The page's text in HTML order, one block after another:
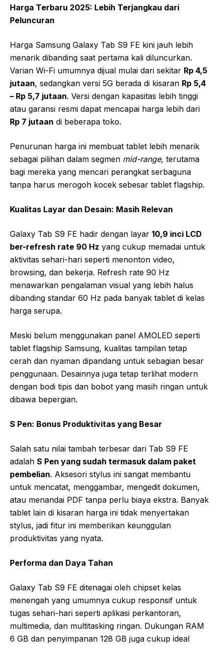
Harga Terbaru 2025: Lebih Terjangkau dari
Peluncuran
Harga Samsung Galaxy Tab S9 FE kini jauh lebih
menarik dibanding saat pertama kali diluncurkan.
Varian Wi-Fi umumnya dijual mulai dari sekitar Rp 4,5
jutaan, sedangkan versi 5G berada di kisaran Rp 5,4
– Rp 5,7 jutaan. Versi dengan kapasitas lebih tinggi
atau garansi resmi dapat mencapai harga lebih dari
Rp 7 jutaan di beberapa toko.
Penurunan harga ini membuat tablet lebih menarik
sebagai pilihan dalam segmen mid-range, terutama
bagi mereka yang mencari perangkat serbaguna
tanpa harus merogoh kocek sebesar tablet flagship.
Kualitas Layar dan Desain: Masih Relevan
Galaxy Tab S9 FE hadir dengan layar 10,9 inci LCD
ber-refresh rate 90 Hz yang cukup memadai untuk
aktivitas sehari-hari seperti menonton video,
browsing, dan bekerja. Refresh rate 90 Hz
menawarkan pengalaman visual yang lebih halus
dibanding standar 60 Hz pada banyak tablet di kelas
harga serupa.
Meski belum menggunakan panel AMOLED seperti
tablet flagship Samsung, kualitas tampilan tetap
cerah dan nyaman dipandang untuk sebagian besar
penggunaan. Desainnya juga tetap terlihat modern
dengan bodi tipis dan bobot yang masih ringan untuk
dibawa bepergian.
S Pen: Bonus Produktivitas yang Besar
Salah satu nilai tambah terbesar dari Tab S9 FE
adalah S Pen yang sudah termasuk dalam paket
pembelian. Aksesori stylus ini sangat membantu
untuk mencatat, menggambar, mengedit dokumen,
atau menandai PDF tanpa perlu biaya ekstra. Banyak
tablet lain di kisaran harga ini tidak menyertakan
stylus, jadi fitur ini memberikan keunggulan
produktivitas yang nyata.
Performa dan Daya Tahan
Galaxy Tab S9 FE ditenagai oleh chipset kelas
menengah yang umumnya cukup responsif untuk
tugas sehari-hari seperti aplikasi perkantoran,
multimedia, dan multitasking ringan. Dukungan RAM
6 GB dan penyimpanan 128 GB juga cukup ideal